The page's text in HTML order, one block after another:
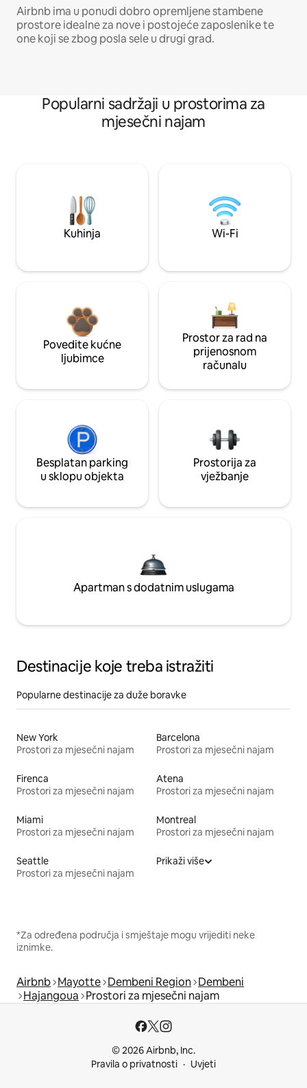
Airbnb ima u ponudi dobro opremljene stambene
prostore idealne za nove i postojeće zaposlenike te
one koji se zbog posla sele u drugi grad.
Popularni sadržaji u prostorima za
mjesečni najam
Kuhinja Wi-Fi
Povedite kućne
ljubimce
Prostor za rad na
prijenosnom
računalu
Besplatan parking
u sklopu objekta
Prostorija za
vježbanje
Apartman s dodatnim uslugama
Destinacije koje treba istražiti
Popularne destinacije za duže boravke
New York
Prostori za mjesečni najam
Barcelona
Prostori za mjesečni najam
Firenca
Prostori za mjesečni najam
Atena
Prostori za mjesečni najam
Miami
Prostori za mjesečni najam
Montreal
Prostori za mjesečni najam
Seattle
Prostori za mjesečni najam
Prikaži više
*Za određena područja i smještaje mogu vrijediti neke
iznimke.
Airbnb Mayotte Dembeni Region Dembeni
Hajangoua Prostori za mjesečni najam
© 2026 Airbnb, Inc.
Pravila o privatnosti
Uvjeti